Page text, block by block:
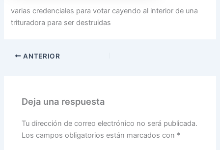
varias credenciales para votar cayendo al interior de una
trituradora para ser destruidas
ANTERIOR
Deja una respuesta
Tu dirección de correo electrónico no será publicada.
Los campos obligatorios están marcados con *